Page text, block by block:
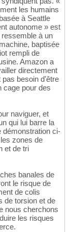
les humains
à Seattle
autonome » est
à un
baptisée
rempli de
Amazon a
directement
besoin d'être
cage pour des
naviguer, et
qui lui barre la
démonstration ci-
zones de
et de tri
banales de
le risque de
de colis
de torsion et de
nous cherchons
les risques